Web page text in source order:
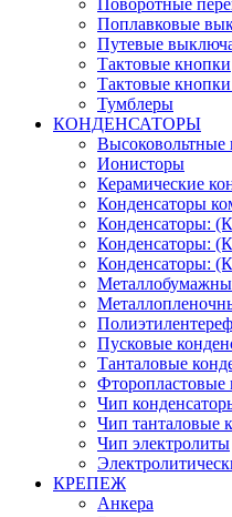
Поплавковые
Путевые
Тактовые кнопки
Тактовые
Тумблеры
КОНДЕНСАТОРЫ
Высоковольтные
Ионисторы
Керамические
Конденсаторы
Конденсаторы:
Конденсаторы:
Конденсаторы:
Пусковые
Танталовые
Фторопластовые
Чип
Чип танталовые
Чип электролиты
КРЕПЕЖ
Анкера